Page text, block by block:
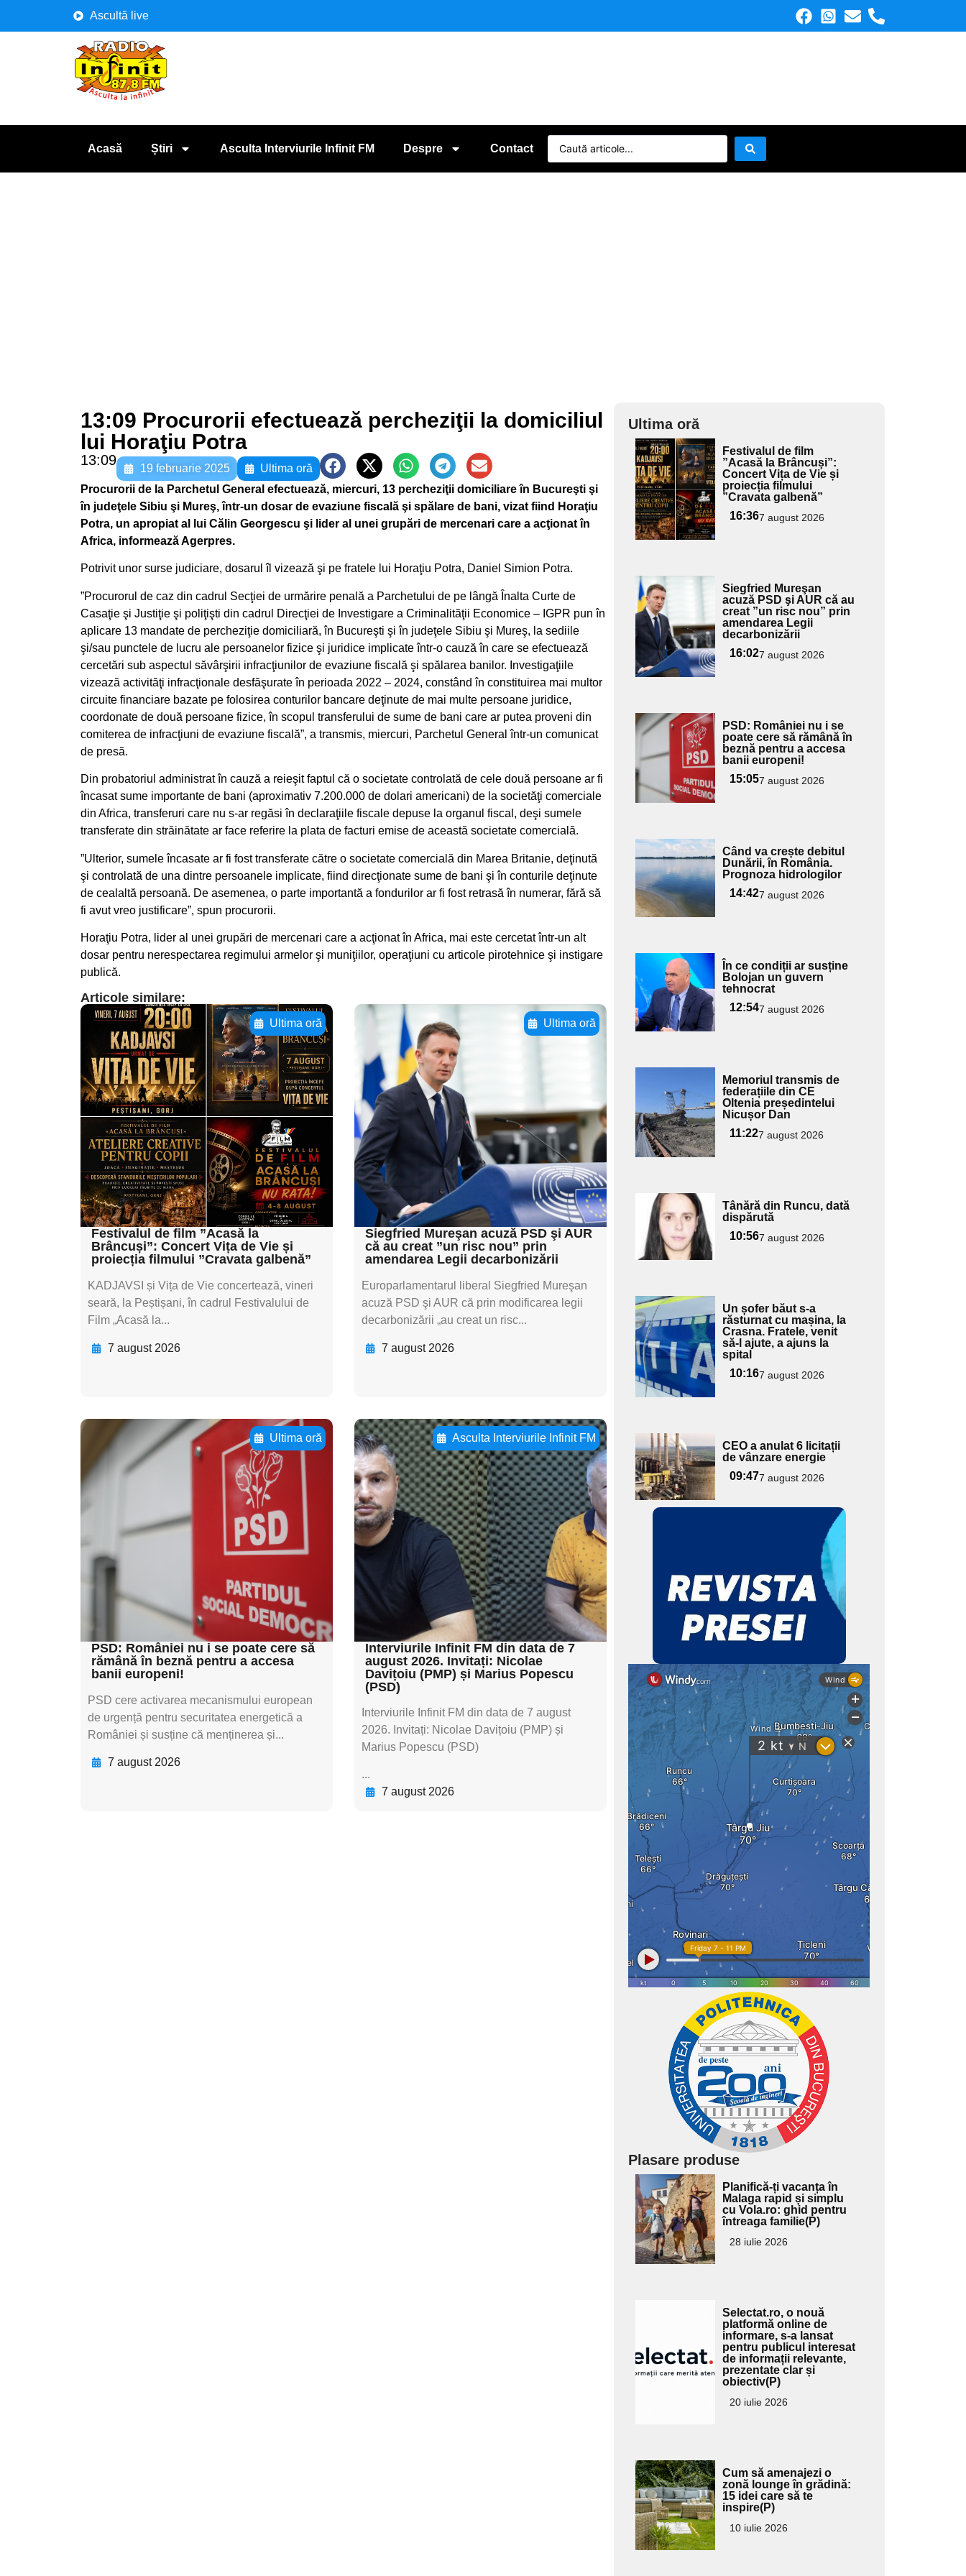
Ascultă live
Acasă Știri Asculta Interviurile Infinit FM Despre Contact
13:09 Procurorii efectuează percheziţii la domiciliul
lui Horaţiu Potra
13:09
19 februarie 2025
Ultima oră
Procurorii de la Parchetul General efectuează, miercuri, 13 percheziţii domiciliare în Bucureşti şi
în judeţele Sibiu şi Mureş, într-un dosar de evaziune fiscală şi spălare de bani, vizat fiind Horaţiu
Potra, un apropiat al lui Călin Georgescu şi lider al unei grupări de mercenari care a acţionat în
Africa, informează Agerpres.
Potrivit unor surse judiciare, dosarul îl vizează şi pe fratele lui Horaţiu Potra, Daniel Simion Potra.
”Procurorul de caz din cadrul Secţiei de urmărire penală a Parchetului de pe lângă Înalta Curte de
Casaţie şi Justiţie şi poliţişti din cadrul Direcţiei de Investigare a Criminalităţii Economice – IGPR pun în
aplicare 13 mandate de percheziţie domiciliară, în Bucureşti şi în judeţele Sibiu şi Mureş, la sediile
şi/sau punctele de lucru ale persoanelor fizice şi juridice implicate într-o cauză în care se efectuează
cercetări sub aspectul săvârşirii infracţiunilor de evaziune fiscală şi spălarea banilor. Investigaţiile
vizează activităţi infracţionale desfăşurate în perioada 2022 – 2024, constând în constituirea mai multor
circuite financiare bazate pe folosirea conturilor bancare deţinute de mai multe persoane juridice,
coordonate de două persoane fizice, în scopul transferului de sume de bani care ar putea proveni din
comiterea de infracţiuni de evaziune fiscală”, a transmis, miercuri, Parchetul General într-un comunicat
de presă.
Din probatoriul administrat în cauză a reieşit faptul că o societate controlată de cele două persoane ar fi
încasat sume importante de bani (aproximativ 7.200.000 de dolari americani) de la societăţi comerciale
din Africa, transferuri care nu s-ar regăsi în declaraţiile fiscale depuse la organul fiscal, deşi sumele
transferate din străinătate ar face referire la plata de facturi emise de această societate comercială.
”Ulterior, sumele încasate ar fi fost transferate către o societate comercială din Marea Britanie, deţinută
şi controlată de una dintre persoanele implicate, fiind direcţionate sume de bani şi în conturile deţinute
de cealaltă persoană. De asemenea, o parte importantă a fondurilor ar fi fost retrasă în numerar, fără să
fi avut vreo justificare”, spun procurorii.
Horaţiu Potra, lider al unei grupări de mercenari care a acţionat în Africa, mai este cercetat într-un alt
dosar pentru nerespectarea regimului armelor şi muniţiilor, operaţiuni cu articole pirotehnice şi instigare
publică.
Articole similare:
Ultima oră
Adaugă aici textul
pentru
subtitluAdaugă aici
textul pentru
subtitluAdaugă aici
textul pentru
subtitluAdaugă aici
textul pentru subti
Festivalul de film ”Acasă la
Brâncuși”: Concert Vița de Vie și
proiecția filmului ”Cravata galbenă”
KADJAVSI și Vița de Vie concertează, vineri
seară, la Peștișani, în cadrul Festivalului de
Film „Acasă la...
7 august 2026
Ultima oră
Adaugă aici textul
pentru
subtitluAdaugă aici
textul pentru
subtitluAdaugă aici
textul pentru
subtitluAdaugă aici
textul pentru subti
Siegfried Mureşan acuză PSD şi AUR
că au creat ”un risc nou” prin
amendarea Legii decarbonizării
Europarlamentarul liberal Siegfried Mureşan
acuză PSD şi AUR că prin modificarea legii
decarbonizării „au creat un risc...
7 august 2026
Ultima oră
Adaugă aici textul
pentru
subtitluAdaugă aici
textul pentru
subtitluAdaugă aici
textul pentru
subtitluAdaugă aici
textul pentru subti
PSD: României nu i se poate cere să
rămână în beznă pentru a accesa
banii europeni!
PSD cere activarea mecanismului european
de urgență pentru securitatea energetică a
României și susține că menținerea și...
7 august 2026
Asculta Interviurile Infinit FM
Adaugă aici textul
pentru
subtitluAdaugă aici
textul pentru
subtitluAdaugă aici
textul pentru
subtitluAdaugă aici
textul pentru subti
Interviurile Infinit FM din data de 7
august 2026. Invitați: Nicolae
Davițoiu (PMP) și Marius Popescu
(PSD)
Interviurile Infinit FM din data de 7 august
2026. Invitați: Nicolae Davițoiu (PMP) și
Marius Popescu (PSD)
...
7 august 2026
Ultima oră
Adaugă
aici textul
pentru
subtitlu
Festivalul de film
”Acasă la Brâncuși”:
Concert Vița de Vie și
proiecția filmului
”Cravata galbenă”
16:367 august 2026
Adaugă
aici textul
pentru
subtitlu
Siegfried Mureşan
acuză PSD şi AUR că au
creat ”un risc nou” prin
amendarea Legii
decarbonizării
16:027 august 2026
Adaugă
aici textul
pentru
subtitlu
PSD: României nu i se
poate cere să rămână în
beznă pentru a accesa
banii europeni!
15:057 august 2026
Adaugă
aici textul
pentru
subtitlu
Când va crește debitul
Dunării, în România.
Prognoza hidrologilor
14:427 august 2026
Adaugă
aici textul
pentru
subtitlu
În ce condiții ar susține
Bolojan un guvern
tehnocrat
12:547 august 2026
aici textul
pentru
subtitlu
Memoriul transmis de
federațiile din CE
Oltenia președintelui
Nicușor Dan
11:227 august 2026
Adaugă
aici textul
pentru
subtitlu
Tânără din Runcu, dată
dispărută
10:567 august 2026
Adaugă
aici textul
pentru
subtitlu
Un șofer băut s-a
răsturnat cu mașina, la
Crasna. Fratele, venit
să-l ajute, a ajuns la
spital
10:167 august 2026
Adaugă
aici textul
pentru
subtitlu
CEO a anulat 6 licitații
de vânzare energie
09:477 august 2026
Plasare produse
Adaugă
aici textul
pentru
subtitlu
Planifică-ți vacanța în
Malaga rapid și simplu
cu Vola.ro: ghid pentru
întreaga familie(P)
28 iulie 2026
subtitlu
Selectat.ro, o nouă
platformă online de
informare, s-a lansat
pentru publicul interesat
de informații relevante,
prezentate clar și
obiectiv(P)
20 iulie 2026
Adaugă
aici textul
pentru
subtitlu
Cum să amenajezi o
zonă lounge în grădină:
15 idei care să te
inspire(P)
10 iulie 2026